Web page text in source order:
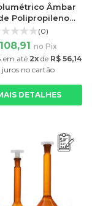
Âmbar
Polipropileno
200ml (0)
no Pix
em até 2xde R$ 56,14
juros no cartão
DETALHES